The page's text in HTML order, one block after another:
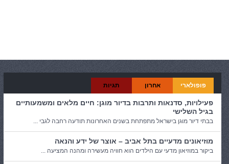
פופולארי אחרון תגיות
פעילויות, סדנאות ותרבות בדיור מוגן: חיים מלאים ומשמעותיים
בגיל השלישי
בבתי דיור מוגן בישראל מתפתחת בשנים האחרונות תודעה רחבה לגבי ...
מוזיאונים מדעיים בתל אביב – אוצר של ידע והנאה
ביקור במוזיאון מדעי עם הילדים הוא חוויה מעשירה ומהנה המציעה ...